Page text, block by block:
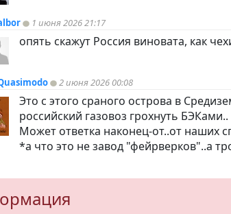
1 июня 2026 21:17
опять скажут Россия виновата, как
2 июня 2026 00:08
Это с этого сраного острова в
российский газовоз грохнуть БЭКами..
Может ответка наконец-от..от наших
*а что это не завод "фейрверков"..а